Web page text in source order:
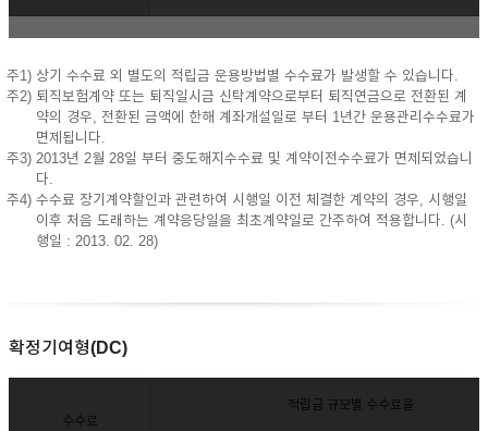
주1) 상기 수수료 외 별도의 적립금 운용방법별 수수료가 발생할 수 있습니다.
주2) 퇴직보험계약 또는 퇴직일시금 신탁계약으로부터 퇴직연금으로 전환된 계
약의 경우, 전환된 금액에 한해 계좌개설일로 부터 1년간 운용관리수수료가
면제됩니다.
주3) 2013년 2월 28일 부터 중도해지수수료 및 계약이전수수료가 면제되었습니
다.
주4) 수수료 장기계약할인과 관련하여 시행일 이전 체결한 계약의 경우, 시행일
이후 처음 도래하는 계약응당일을 최초계약일로 간주하여 적용합니다. (시
행일 : 2013. 02. 28)
확정기여형(DC)
수수료
적립금 규모별 수수료율